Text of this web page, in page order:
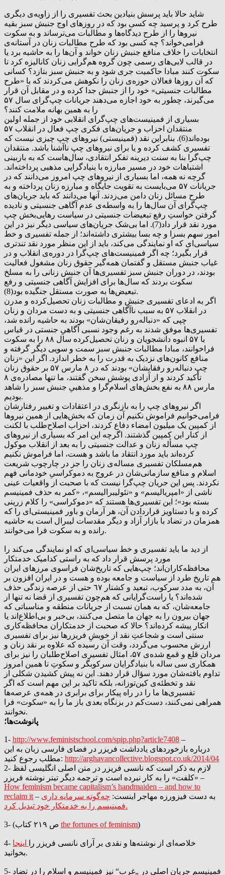
شاید حالا باید پرسش بنیادین بحث تفسیری را از زاویه‌ی دیگری
طرح کرد و پرسید چه کسی بود که در روزهای اوج جنبش سبز بقیه
نیروها را از طرح دیدگاه‌ها و مطالبات می‌ترساند و به سکوت
فرامی‌خواند؟ چه کسی بود که طرح مطالبات زنان در آستانه‌ی
انتخابات را خلاف منافع جنبش زنان خواند و آن‌ها را به حاشیه برد یا
در قالب لابی‌های رسمی چون گروه‌ هم‌گرایی زنان کانالیزه کرد تا
سکوت کنند مبادا حاکمیت جری شود و به جنبش سبز بتازد؟ کسانی
که آن روزها فعالان حوزه‌ی زنان را نکوهش می‌کردند که با «طرح
مطالبات جنسیتی» خود را از جنبش جدا کرده و در مقابل آن قرار
می‌گیرند، چطور به خود اجازه می‌دهند جریانات چپ‌گرای سال‌ ۵۷
را به همین بهانه ملامت کنند؟
بسیاری از فمینیست‌های چپ‌گرای انقلابی خود از جمله اولین
منتقدان احزاب و جریان‌های فکری چپ فعال در انقلاب ۵۷
بوده‌اند(6). بنابراین نقد (فمینیستی) نیروهای چپ چیزی نیست که
تفسیری کشف کرده و یا برای نیروهای چپ ناآشنا باشد. منتقدان
چپ‌گرا بنا به سنت دیرینه تفکر انتقادی، سال‌هاست که به بازبینی
اشتباهات خود در مسیر مبارزه با بنیادگرایی مذهبی پرداخته‌اند.
گرچه نه همه، اما بسیاری از نیروهای چپ امروز می‌دانند که در
جریانات ۵۷ می‌بایست به تقویت جایگاه و مبارزه زنان پرداخته و به
طرح مسائل زنان دامن می‌زدند. آنها می‌دانند که باید جریان‌های
چپ‌گرای آن سال‌ها را به واسطه‌ی عدم آگاهی‌ جنسیتی و نادیده
گرفتن خواستِ رفع تبعیضات جنسیتی در سیاست رهایی‌بخش چپ
مورد نقد قرار داد(7). اما بی‌شک جریان‌های سیاسی دیگر نیز در این
امور سهم بسزا و چه بسا بیشتری داشته‌اند؛ از جمله تفسیری و خط
سیاسی‌ای که او نمایندگی می‌کند، باید از این منظر مورد نقد تندتری
قرار بگیرد؛ چه اگر فمینیست‌های چپ‌گرا در دوره‌ی انقلاب و در
غیاب جنبش مستقل و گفتمان همه‌گیر حقوق زنان مشغول فعالیت
بودند، در دوران جنبش سبز تفسیری‌ها آن جنبش زنانی را به مسلخ
سکوت بردند که سال‌ها برای افزایش آگاهی جنسیتی و رفع
تبعیض‌ها به صورت مستقل جنگیده بود(8).
اگر به ادعای تفسیری جنبش و مطالبات زنان تحصیل‌کرده و مدرن
در انقلاب ۵۷ به سبب ناآگاهی جنسیتی و به دست مردان و زنان
چپی که «دنباله‌رو رفیقان‌شان» بودند به حاشیه رانده شد،
تفسیری‌ها موفق شدند به رغم وجود نسبی آگاهیِ جنستی در قیاس
با ۵۷ انبوه دانشجویان و زنان تحصیل‌کرده سال ۸۸ را به سکوت
فراخوانند، مبادا مطالبات جنبش سبز سمت و سویی دیگر گرفته و
منافع کانون‌های نزدیک به قدرت را به خطر اندازد. اگر این «زنان
چپِ دنباله‌رو رفقایشان» بودند که در ۸ مارس ۵۷ بر حقوق زنان
تأکید کردند و از آزادی پوشش سخن گفتند، ما تنها مصادره‌ی ۸
مارس ۸۸ به نفع بخش‌های اسلام‌گرا و مذهبیِ جنبش سبز را شاهد
بودیم.
اگر نیروهای چپ‌ را به بازنگری در اعتقادات‌ و تغییر رفتارشان
فرامی‌خوانیم فراموش نکنیم آن‌ زمان که بخش‌هایی از همین نیروها
از کمپین یک میلیون امضاء دفاع کردند، احزاب اصلاح‌طلب با لکنت
از کنار این کمپین گذشتند. اگرچه این امر که بسیاری از نیروهای
چپ‌ مسأله زنان و عدالت جنسیتی را به بعد از انقلاب موکول
کرده‌اند باید مورد انتقاد ما باشد و هست، اما فراموش نکنیم
هم‌مسلکان تفسیری مساله‌ی زنان را جز در چارچوب شریعت
اسلام و منافع سازمانی‌شان در عروج به دموکراسیِ خودمانی فهم
نکردند. پس این جریان چپ‌گرا نیست که با صحبت از واقعیات عینی
ناشی از «امپریالیسم» و «نئولیبرالیسم»، «کمر به حذف فمینیسم
بسته بود»؛ این تفسیری‌ها هستند که «دموکراسی» را کلام زرینی
کرده و با دستاویز قراردادن آن، هر آرمان و باور فمینیستی‌ای را که
همزمان در تضاد با بازار آزاد و دیگر مقدسات لیبرال است به حاشیه
رانده و به سکوت فرا می‌خوانند.
از دید ما باید تفسیری و خط سیاسی‌ای که او نمایندگی می‌کند را
مورد پرسش قرار داد که به راستی کدامیک خدمتکار
محافظه‌کاران‌اند؛ چپ‌هایی که تاریخ‌شان فراسوی مرزهای ایران
هم تاریخ طرد از سیاست و جامعه بوده و هست و در ایران افزون بر
آن، به مدد سرکوب، تبعید و کشتار ٦٧ حتی از عرصه زندگی حذف
شده‌اند؟ یا راست‌گرایانی که هم‌چون تفسیری از قضا نه تنها از
جامعه‌شان، که به همان نسبت از جریانات منطقه و مناسباتی که
جهان بیرون را به جهان ما متصل می‌کنند، بی‌خبر و بی‌اطلاع‌اند یا
انکار پیشه کرده‌اند؟ حالا که صحبت از خدمتکاران محافظه‌کاری
سنتی است و شجاعتِ نقد از خویشِ فریزرها نیز برای تفسیری
ارزش محسوب می‌گردد، وقت آن رسیده که علاوه بر نقد زنان و
مردان قلع و قمع شده‌ی ۵۷، امثال تفسیری اصلاح‌طلبان را نیز برای
همکاری سی ساله با بنیادگرایان سرکوبگر و سکوتِ تا همین امروز
تداوم یافته‌شان مورد سؤال قرار دهند. این نه پیش کشیدن شکلی از
نقد و تخطئه‌ی کین‌توزانه، بلکه تاکید بر این مهم است که اگر
تفسیری‌ها ما را در راه پیکار برای برابری در همه‌ی عرصه‌ها
همراهی نمی‌کنند، دست‌کم در بزنگاه بعدی باز ما را به «سکوت» فرا
نخوانند.
پانوشت‌ها؛
1- http://www.feministschool.com/spip.php?article7408 –
درباره بازخوردهای یادداشت فریزر در فضای فارسی زبان به این
مطلب رجوع کنید: http://arghavancollective.blogspot.co.uk/2014/04
2- لازم به ذکر است که نانسی فریزر در متن اصلی انگلیسی لفظ
«کلفت» را به کار نبرده است و ترجمه دیگر تیتر نوشته فریزر –
How feminism became capitalism’s handmaiden – and how to
reclaim it
– به دست فیزورزه مهاجر اینست: چه‌گونه سرمایه ­داری
فمینیسم را به خدمتکار خود تبدیل کرد.
the fortunes of feminism)
4- خلاصه‌ای از نوشته‌ها و نقدی بر آرای نانسی فریزر را
اینجا
بخوانید.
5- فمینیسمِ جریان اصلی در „غرب“ نیز فمینیسم و اسلام را در تضاد